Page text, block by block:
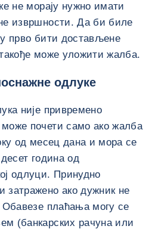
не морају нужно имати
извршности. Да би биле
прво бити достављене
може уложити жалба.
одлуке
није привремено
почети само ако жалба
од месец дана и мора се
година од
одлуци. Принудно
ако дужник не
Обавезе плаћања могу се
(банкарских рачуна или